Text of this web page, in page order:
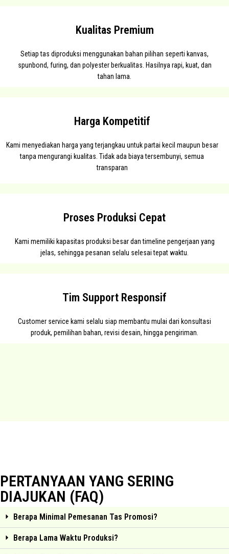
Kualitas Premium
Setiap tas diproduksi menggunakan bahan pilihan seperti kanvas,
spunbond, furing, dan polyester berkualitas. Hasilnya rapi, kuat, dan
tahan lama.
Harga Kompetitif
Kami menyediakan harga yang terjangkau untuk partai kecil maupun besar
tanpa mengurangi kualitas. Tidak ada biaya tersembunyi, semua
transparan
Proses Produksi Cepat
Kami memiliki kapasitas produksi besar dan timeline pengerjaan yang
jelas, sehingga pesanan selalu selesai tepat waktu.
Tim Support Responsif
Customer service kami selalu siap membantu mulai dari konsultasi
produk, pemilihan bahan, revisi desain, hingga pengiriman.
PERTANYAAN YANG SERING
DIAJUKAN (FAQ)
Berapa Minimal Pemesanan Tas Promosi?
Berapa Lama Waktu Produksi?